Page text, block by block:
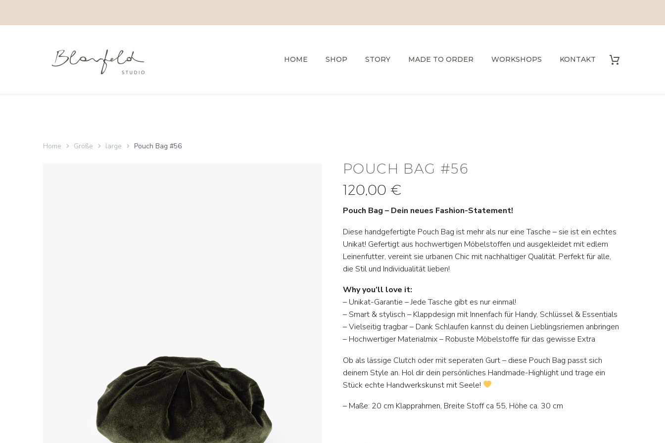
HOME SHOP STORY MADE TO ORDER WORKSHOPS KONTAKT
Home Größe large Pouch Bag #56
POUCH BAG #56
120,00 €
Pouch Bag – Dein neues Fashion-Statement!
Diese handgefertigte Pouch Bag ist mehr als nur eine Tasche – sie ist ein echtes
Unikat! Gefertigt aus hochwertigen Möbelstoffen und ausgekleidet mit edlem
Leinenfutter, vereint sie urbanen Chic mit nachhaltiger Qualität. Perfekt für alle,
die Stil und Individualität lieben!
Why you’ll love it:
– Unikat-Garantie – Jede Tasche gibt es nur einmal!
– Smart & stylisch – Klappdesign mit Innenfach für Handy, Schlüssel & Essentials
– Vielseitig tragbar – Dank Schlaufen kannst du deinen Lieblingsriemen anbringen
– Hochwertiger Materialmix – Robuste Möbelstoffe für das gewisse Extra
Ob als lässige Clutch oder mit seperaten Gurt – diese Pouch Bag passt sich
deinem Style an. Hol dir dein persönliches Handmade-Highlight und trage ein
Stück echte Handwerkskunst mit Seele!
– Maße: 20 cm Klapprahmen, Breite Stoff ca 55, Höhe ca. 30 cm